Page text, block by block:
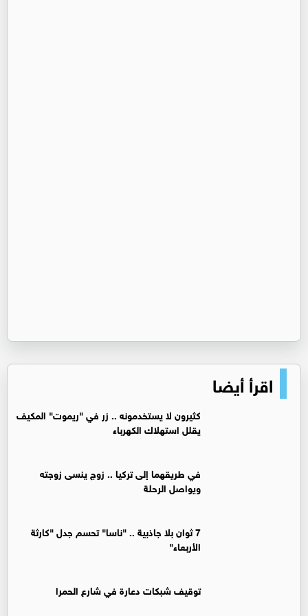
اقرأ أيضا
كثيرون لا يستخدمونه .. زر في "ريموت" المكيف
يقلل استهلاك الكهرباء
في طريقهما إلى تركيا .. زوج ينسى زوجته
ويواصل الرحلة
7 ثوان بلا جاذبية .. "ناسا" تحسم جدل "كارثة
الأربعاء"
توقيف شبكات دعارة في شارع الحمرا